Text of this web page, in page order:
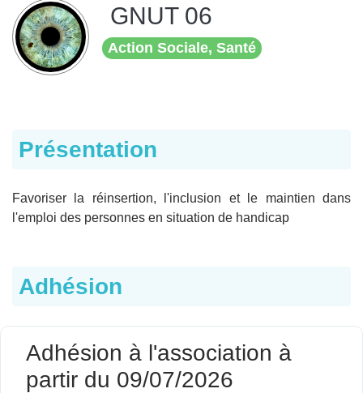
GNUT 06
Action Sociale, Santé
Présentation
Favoriser la réinsertion, l'inclusion et le maintien dans
l'emploi des personnes en situation de handicap
Adhésion
Adhésion à l'association à
partir du 09/07/2026